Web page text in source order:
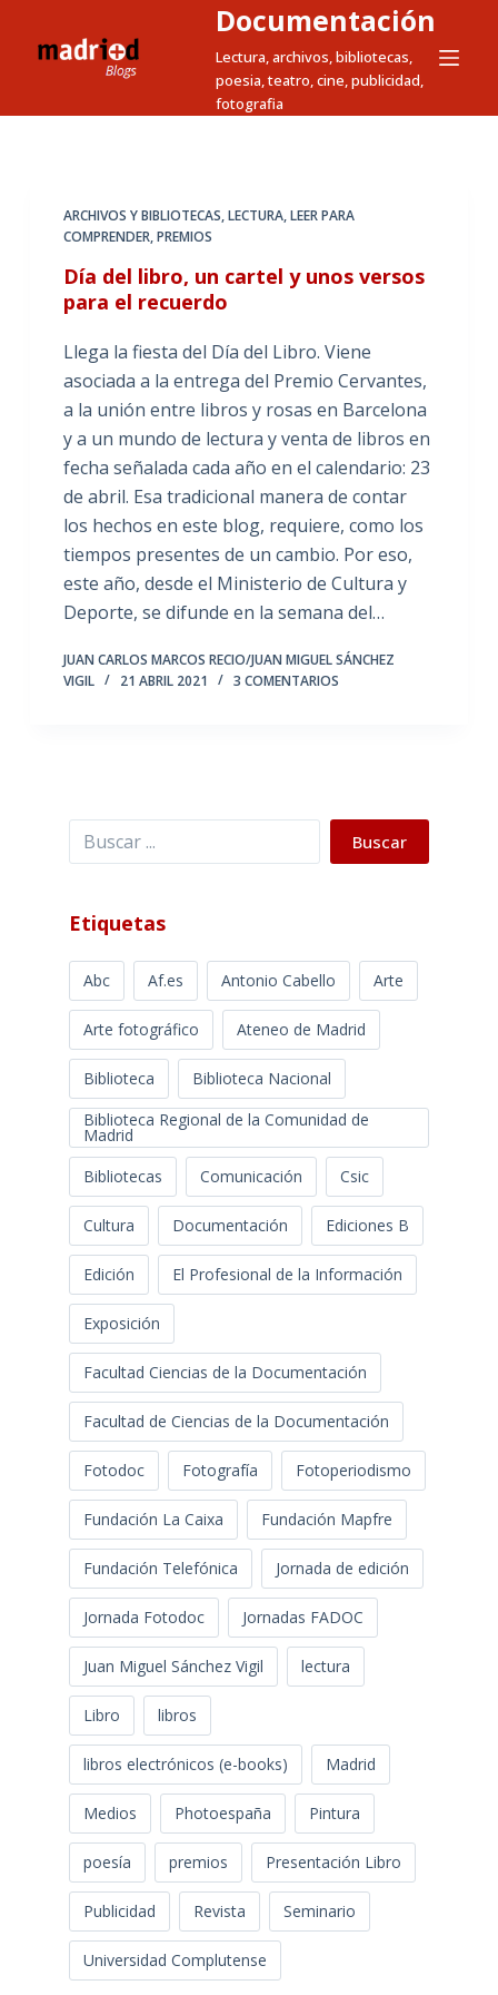
t
Documentación
Lectura, archivos, bibliotecas,
poesia, teatro, cine, publicidad,
fotografia
ARCHIVOS Y BIBLIOTECAS,LECTURA,LEER PARA
COMPRENDER,PREMIOS
Día del libro, un cartel y unos versos
para el recuerdo
Llega la fiesta del Día del Libro. Viene
asociada a la entrega del Premio Cervantes,
a la unión entre libros y rosas en Barcelona
y a un mundo de lectura y venta de libros en
fecha señalada cada año en el calendario: 23
de abril. Esa tradicional manera de contar
los hechos en este blog, requiere, como los
tiempos presentes de un cambio. Por eso,
este año, desde el Ministerio de Cultura y
Deporte, se difunde en la semana del…
JUAN CARLOS MARCOS RECIO/JUAN MIGUEL SÁNCHEZ
VIGIL
21 ABRIL 2021 3 COMENTARIOS
Buscar Buscar
Etiquetas
Abc Af.es Antonio Cabello Arte
Arte fotográfico Ateneo de Madrid
Biblioteca
Biblioteca Nacional
Biblioteca Regional de la Comunidad de
Madrid
Bibliotecas
Comunicación Csic
Cultura Documentación Ediciones B
Edición El Profesional de la Información
Exposición
Facultad Ciencias de la Documentación
Facultad de Ciencias de la Documentación
Fotodoc Fotografía Fotoperiodismo
Fundación La Caixa Fundación Mapfre
Fundación Telefónica Jornada de edición
Jornada Fotodoc Jornadas FADOC
Juan Miguel Sánchez Vigil lectura
Libro libros
libros electrónicos (e-books) Madrid
Medios Photoespaña Pintura
poesía premios Presentación Libro
Publicidad Revista Seminario
Universidad Complutense